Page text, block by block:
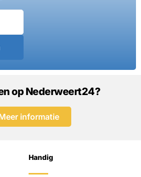
op Nederweert24?
informatie
Handig